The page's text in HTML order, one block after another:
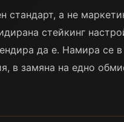
а не
стейкинг
да е. Намира се
в замяна на едно